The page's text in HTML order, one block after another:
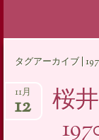
ン
タグアーカイブ |
桜
11月
12